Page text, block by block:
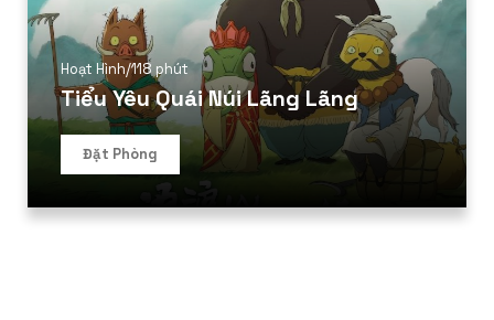
Hoạt Hình/118 phút
Tiểu Yêu Quái Núi Lãng Lãng
Đặt Phòng